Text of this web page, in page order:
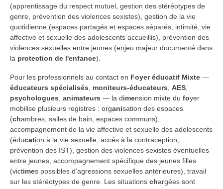
(apprentissage du respect mutuel, gestion des stéréotypes de
genre, prévention des violences sexistes), gestion de la vie
quotidienne (espaces partagés et espaces séparés, intimité, vie
affective et sexuelle des adolescents accueillis), prévention des
violences sexuelles entre jeunes (enjeu majeur documenté dans
la protection de l'enfance).
Pour les professionnels au contact en Foyer éducatif Mixte —
éducateurs spécialisés
moniteurs-éducateurs AES
psychologues animateurs — la dimension mixte du foyer
mobilise plusieurs registres : organisation des espaces
(chambres, salles de bain, espaces communs),
accompagnement de la vie affective et sexuelle des adolescents
(éducation à la vie sexuelle, accès à la contraception,
prévention des IST), gestion des violences sexistes éventuelles
entre jeunes, accompagnement spécifique des jeunes filles
(victimes possibles d'agressions sexuelles antérieures), travail
sur les stéréotypes de genre. Les situations chargées sont